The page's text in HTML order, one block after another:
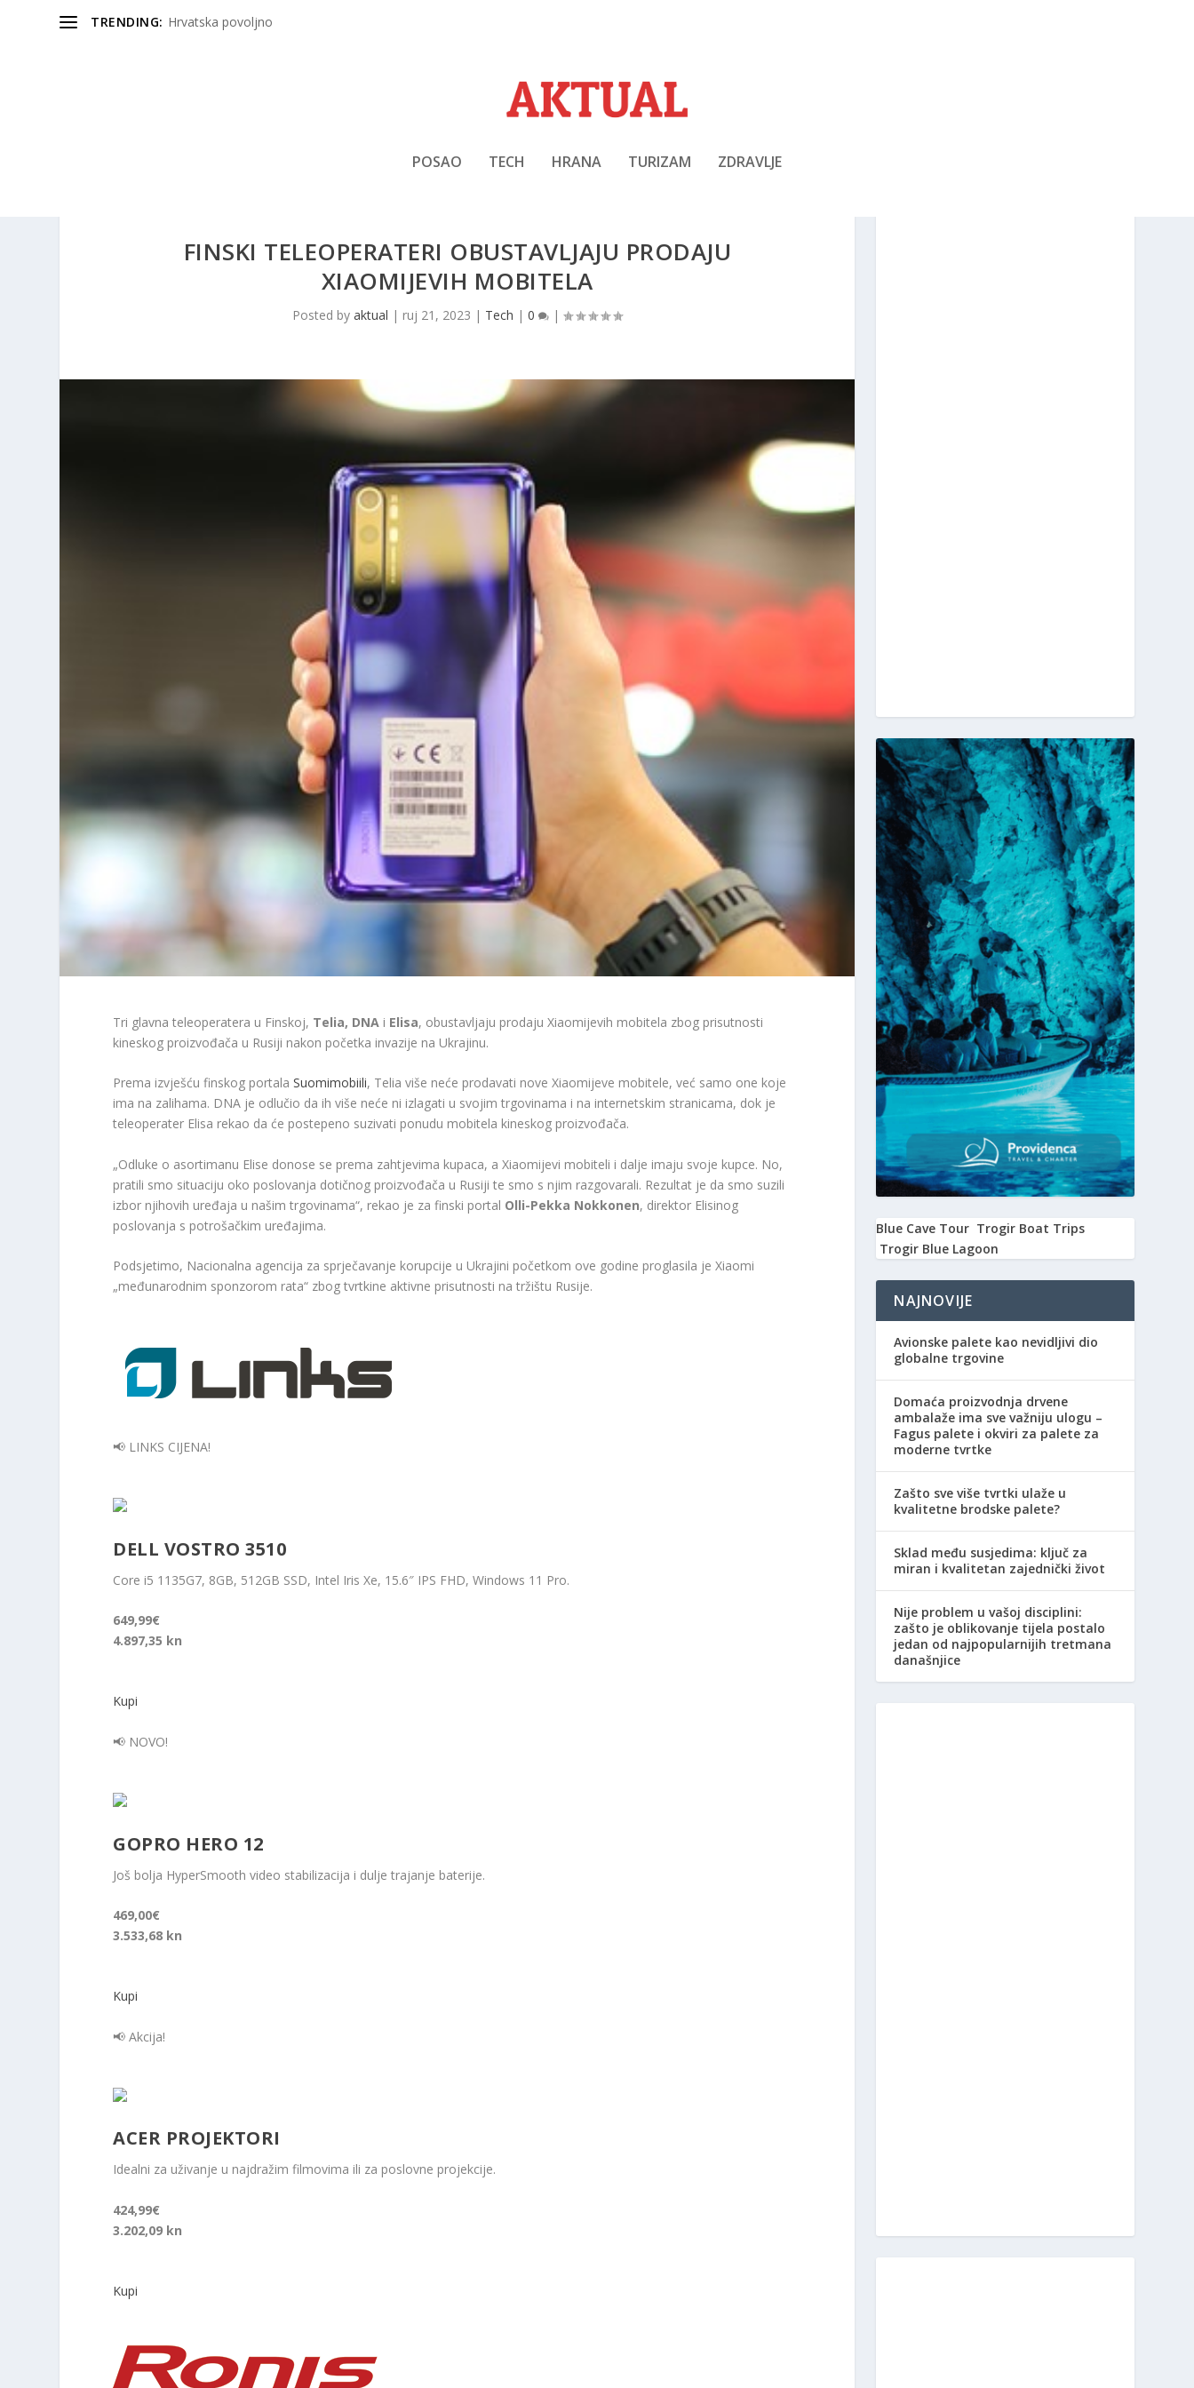
TRENDING: Hrvatska povoljno
POSAO TECH HRANA TURIZAM ZDRAVLJE
FINSKI TELEOPERATERI OBUSTAVLJAJU PRODAJU
XIAOMIJEVIH MOBITELA
Posted byaktual | ruj 21, 2023 | Tech |0 |
Tri glavna teleoperatera u Finskoj, Telia, DNA i Elisa, obustavljaju prodaju Xiaomijevih mobitela zbog prisutnosti
kineskog proizvođača u Rusiji nakon početka invazije na Ukrajinu.
Prema izvješću finskog portalaSuomimobiili, Telia više neće prodavati nove Xiaomijeve mobitele, već samo one koje
ima na zalihama. DNA je odlučio da ih više neće ni izlagati u svojim trgovinama i na internetskim stranicama, dok je
teleoperater Elisa rekao da će postepeno suzivati ponudu mobitela kineskog proizvođača.
„Odluke o asortimanu Elise donose se prema zahtjevima kupaca, a Xiaomijevi mobiteli i dalje imaju svoje kupce. No,
pratili smo situaciju oko poslovanja dotičnog proizvođača u Rusiji te smo s njim razgovarali. Rezultat je da smo suzili
izbor njihovih uređaja u našim trgovinama“, rekao je za finski portal Olli-Pekka Nokkonen, direktor Elisinog
poslovanja s potrošačkim uređajima.
Podsjetimo, Nacionalna agencija za sprječavanje korupcije u Ukrajini početkom ove godine proglasila je Xiaomi
„međunarodnim sponzorom rata“ zbog tvrtkine aktivne prisutnosti na tržištu Rusije.
📢 LINKS CIJENA!
DELL VOSTRO 3510
Core i5 1135G7, 8GB, 512GB SSD, Intel Iris Xe, 15.6″ IPS FHD, Windows 11 Pro.
649,99€
4.897,35 kn
Kupi
📢 NOVO!
GOPRO HERO 12
Još bolja HyperSmooth video stabilizacija i dulje trajanje baterije.
469,00€
3.533,68 kn
Kupi
📢 Akcija!
ACER PROJEKTORI
Idealni za uživanje u najdražim filmovima ili za poslovne projekcije.
424,99€
3.202,09 kn
Kupi
Blue Cave Tour Trogir Boat Trips
Trogir Blue Lagoon
NAJNOVIJE
Avionske palete kao nevidljivi dio
globalne trgovine
Domaća proizvodnja drvene
ambalaže ima sve važniju ulogu –
Fagus palete i okviri za palete za
moderne tvrtke
Zašto sve više tvrtki ulaže u
kvalitetne brodske palete?
Sklad među susjedima: ključ za
miran i kvalitetan zajednički život
Nije problem u vašoj disciplini:
zašto je oblikovanje tijela postalo
jedan od najpopularnijih tretmana
današnjice